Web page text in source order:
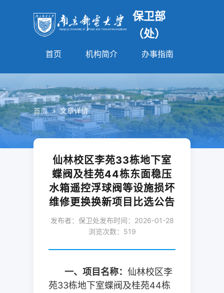
保卫部
（处）
首页 机构简介 办事指南
首页 > 文章详情
仙林校区李苑33栋地下室
蝶阀及桂苑44栋东面稳压
水箱遥控浮球阀等设施损坏
维修更换换新项目比选公告
发布者：保卫处发布时间：2026-01-28
浏览次数： 519
一、项目名称：仙林校区李
苑33栋地下室蝶阀及桂苑44栋